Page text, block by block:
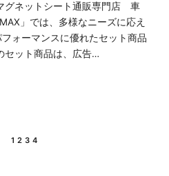
グネットシート通販専門店 車
」では、多様なニーズに応え
ォーマンスに優れたセット商品
セット商品は、広告…
1 2 3 4